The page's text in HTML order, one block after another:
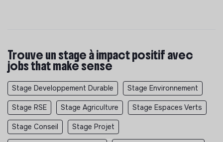
Trouve un stage à impact positif avec
jobs that make sense
Stage Developpement Durable Stage Environnement
Stage RSE Stage Agriculture Stage Espaces Verts
Stage Conseil Stage Projet